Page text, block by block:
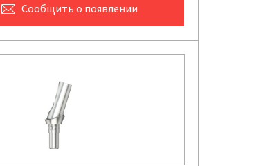
Сообщитьо появлении